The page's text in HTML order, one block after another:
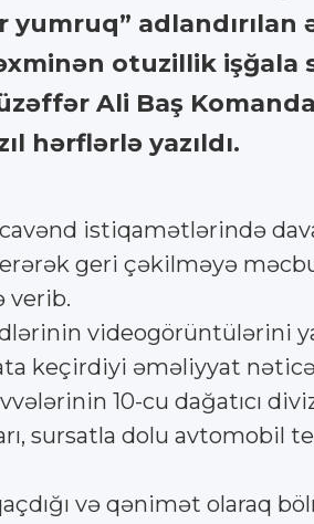
adlandırılan
otuzillik işğala
Ali Baş
hərflərlə yazıldı.
istiqamətlərində
geri çəkilməyə
verib.
videogörüntülərini
keçirdiyi əməliyyat
10-cu dağatıcı
sursatla dolu avtomobil
və qənimət olaraq